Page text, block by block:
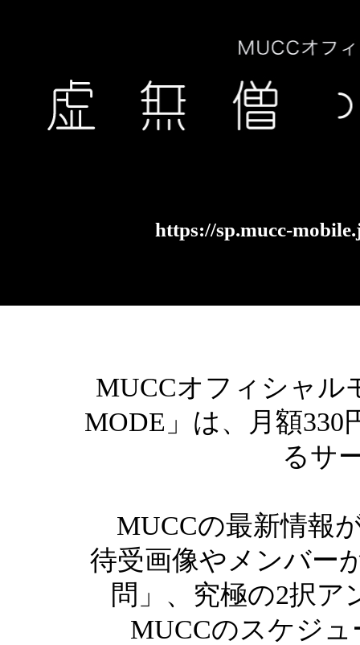
https://sp.mucc-
MUCCオフィシャル
MODE」は、月額
るサ
MUCCの最新情報
待受画像やメンバー
問」、究極の2択ア
MUCCのスケジ